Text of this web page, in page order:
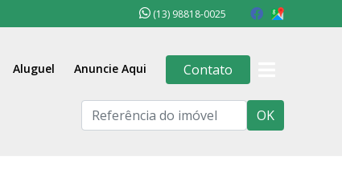
(13) 98818-0025
Aluguel Anuncie Aqui Contato
OK